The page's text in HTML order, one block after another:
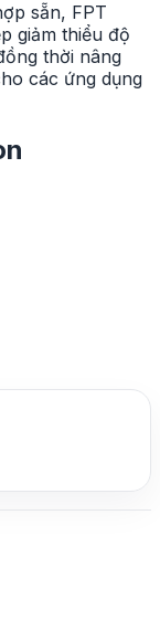
sẵn, FPT
giảm thiểu độ
thời nâng
các ứng dụng